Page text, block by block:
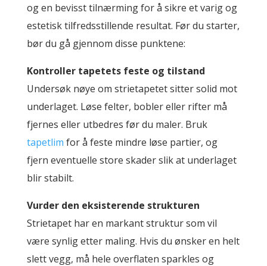
og en bevisst tilnærming for å sikre et varig og
estetisk tilfredsstillende resultat. Før du starter,
bør du gå gjennom disse punktene:
Kontroller tapetets feste og tilstand
Undersøk nøye om strietapetet sitter solid mot
underlaget. Løse felter, bobler eller rifter må
fjernes eller utbedres før du maler. Bruk
tapetlim for å feste mindre løse partier, og
fjern eventuelle store skader slik at underlaget
blir stabilt.
Vurder den eksisterende strukturen
Strietapet har en markant struktur som vil
være synlig etter maling. Hvis du ønsker en helt
slett vegg, må hele overflaten sparkles og